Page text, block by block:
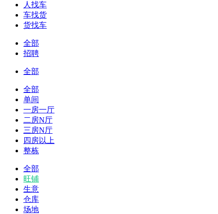
人找车
车找货
货找车
全部
招聘
全部
全部
单间
一房一厅
二房N厅
三房N厅
四房以上
整栋
全部
旺铺
生意
仓库
场地